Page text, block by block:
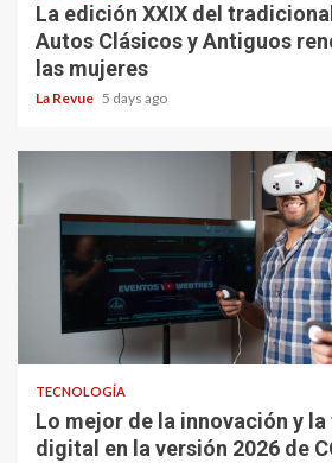
La edición XXIX del
Autos Clásicos y Antiguos
las mujeres
La Revue 5 days ago
TECNOLOGÍA
Lo mejor de la innovación y
digital en la versión 2026 de